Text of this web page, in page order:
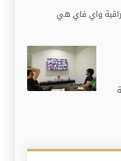
واي فاي هي